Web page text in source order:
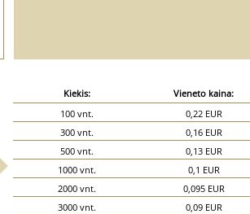
Kiekis: Vieneto kaina:
100 vnt.
0,22 EUR
300 vnt.
0,16 EUR
500 vnt.
0,13 EUR
1000 vnt.
0,1 EUR
2000 vnt.
0,095 EUR
3000 vnt.
0,09 EUR